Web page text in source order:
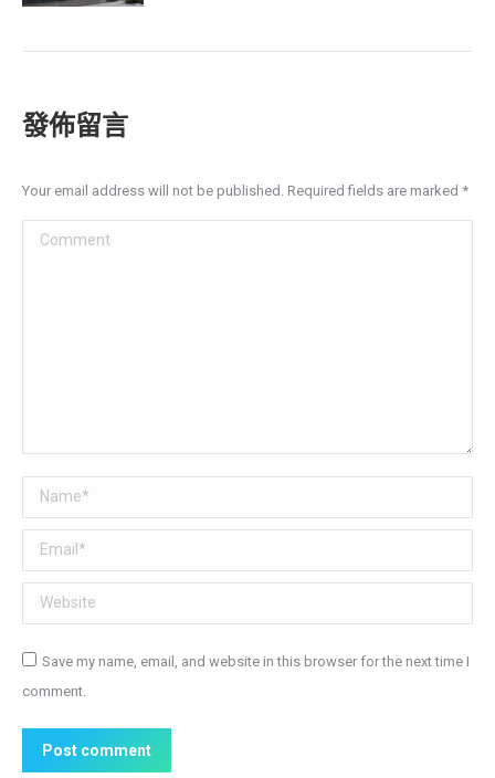
發佈留言
Your email address will not be published. Required fields are marked *
Comment
Name *
Email *
Website
Save my name, email, and website in this browser for the next time I
comment.
Post comment